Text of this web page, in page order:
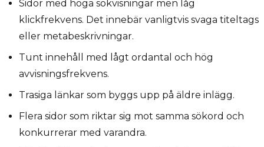
Sidor med höga sökvisningar men låg
klickfrekvens. Det innebär vanligtvis svaga titeltags
eller metabeskrivningar.
Tunt innehåll med lågt ordantal och hög
avvisningsfrekvens.
Trasiga länkar som byggs upp på äldre inlägg.
Flera sidor som riktar sig mot samma sökord och
konkurrerar med varandra.